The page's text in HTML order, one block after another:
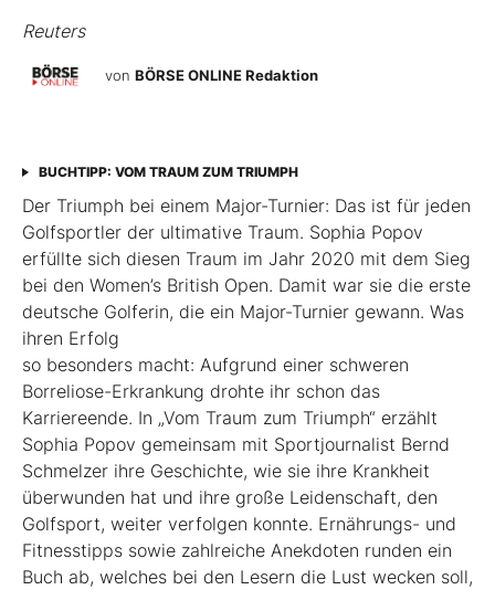
Reuters
von BÖRSE ONLINE Redaktion
BUCHTIPP: VOM TRAUM ZUM TRIUMPH
Der Triumph bei einem Major-Turnier: Das ist für jeden
Golfsportler der ultimative Traum. Sophia Popov
erfüllte sich diesen Traum im Jahr 2020 mit dem Sieg
bei den Women’s British Open. Damit war sie die erste
deutsche Golferin, die ein Major-Turnier gewann. Was
ihren Erfolg
so besonders macht: Aufgrund einer schweren
Borreliose-­Erkrankung drohte ihr schon das
Karriereende. In „Vom Traum zum Triumph“ erzählt
Sophia Popov gemeinsam mit Sport­journalist Bernd
Schmelzer ihre Geschichte, wie sie ihre Krankheit
überwunden hat und ihre große Leidenschaft, den
Golfsport, weiter verfolgen konnte. Ernährungs- und
Fitnesstipps sowie zahlreiche Anekdoten runden ein
Buch ab, welches bei den Lesern die Lust wecken soll,